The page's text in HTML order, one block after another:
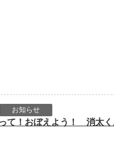
お知らせ
て！おぼえよう！ 消太